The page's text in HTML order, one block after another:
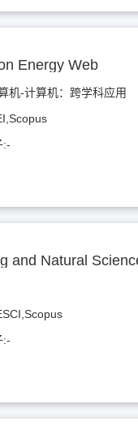
Energy Web
机-计算机：跨学科应用
:-
and Natural
:-